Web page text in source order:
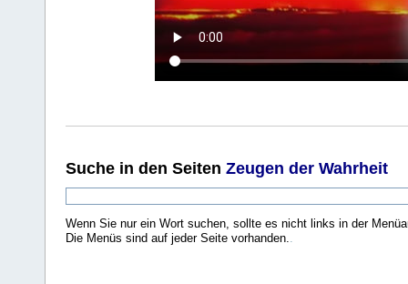
Suche in den Seiten Zeugen der Wahrheit
Wenn Sie nur ein Wort suchen, sollte es nicht links in der
Die Menüs sind auf jeder Seite vorhanden.